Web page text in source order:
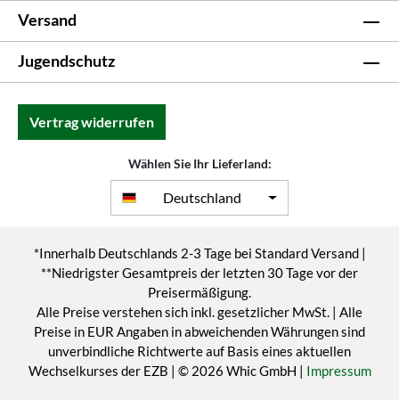
Versand
Jugendschutz
Vertrag widerrufen
Wählen Sie Ihr Lieferland:
Deutschland
*Innerhalb Deutschlands 2-3 Tage bei Standard Versand |
**Niedrigster Gesamtpreis der letzten 30 Tage vor der
Preisermäßigung.
Alle Preise verstehen sich inkl. gesetzlicher MwSt. | Alle
Preise in EUR Angaben in abweichenden Währungen sind
unverbindliche Richtwerte auf Basis eines aktuellen
Wechselkurses der EZB | © 2026 Whic GmbH | Impressum